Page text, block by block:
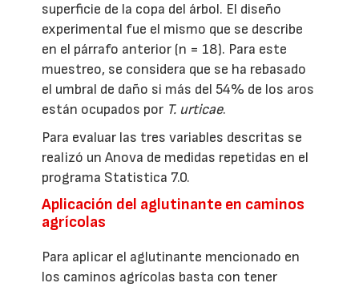
superficie de la copa del árbol. El diseño
experimental fue el mismo que se describe
en el párrafo anterior (n = 18). Para este
muestreo, se considera que se ha rebasado
el umbral de daño si más del 54% de los aros
están ocupados por T. urticae.
Para evaluar las tres variables descritas se
realizó un Anova de medidas repetidas en el
programa Statistica 7.0.
Aplicación del aglutinante en caminos
agrícolas
Para aplicar el aglutinante mencionado en
los caminos agrícolas basta con tener